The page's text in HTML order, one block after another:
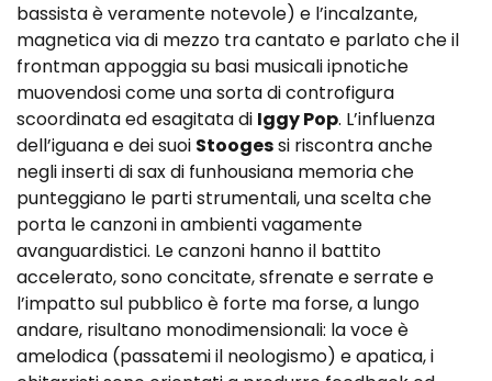
bassista è veramente notevole) e l’incalzante,
magnetica via di mezzo tra cantato e parlato che il
frontman appoggia su basi musicali ipnotiche
muovendosi come una sorta di controfigura
scoordinata ed esagitata di Iggy Pop. L’influenza
dell’iguana e dei suoi Stoogessi riscontra anche
negli inserti di sax di funhousiana memoria che
punteggiano le parti strumentali, una scelta che
porta le canzoni in ambienti vagamente
avanguardistici. Le canzoni hanno il battito
accelerato, sono concitate, sfrenate e serrate e
l’impatto sul pubblico è forte ma forse, a lungo
andare, risultano monodimensionali: la voce è
amelodica (passatemi il neologismo) e apatica, i